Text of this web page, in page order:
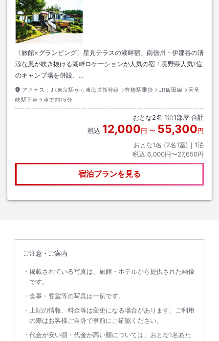
〔旅館×グランピング〕星見テラスの湖畔宿。南信州・伊那谷の清
涼な風が吹き抜ける湖畔ロケーションが人気の宿！長野県人気1位
のキャンプ場を併設、…
アクセス： JR東京駅から東海道新幹線→豊橋駅乗換→JR飯田線→天竜
峡駅下車→車で約15分
おとな2名 1泊1部屋 合計
税込 12,000円 〜 55,300円
おとな1名 (2名1室)｜ 1泊
税込 6,000円〜27,650円
宿泊プランを見る
ご注意・ご案内
掲載されている写真は、旅館・ホテルから提供された画像
です。
食事・客室等の写真は一例です。
上記の情報、料金等は変更になる場合があります。ご利用
の際はお客様ご自身で事前にご確認ください。
代金が安い順・代金が高い順については、おとな1名あた